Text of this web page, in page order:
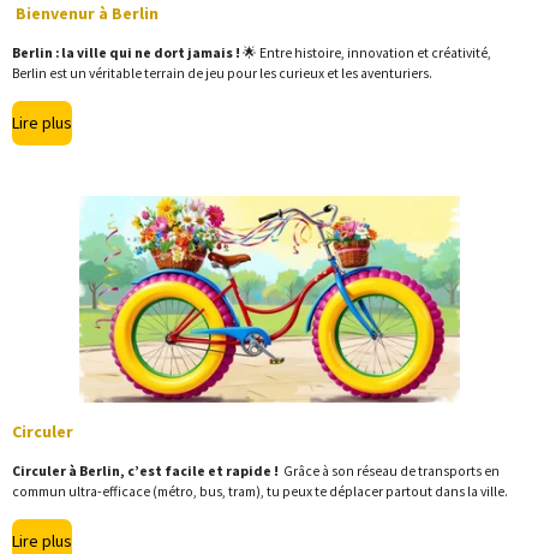
Bienvenur à Berlin
Berlin : la ville qui ne dort jamais ! 🌟 Entre histoire, innovation et créativité,
Berlin est un véritable terrain de jeu pour les curieux et les aventuriers.
Lire plus
Circuler
Circuler à Berlin, c’est facile et rapide ! Grâce à son réseau de transports en
commun ultra-efficace (métro, bus, tram), tu peux te déplacer partout dans la ville.
Lire plus